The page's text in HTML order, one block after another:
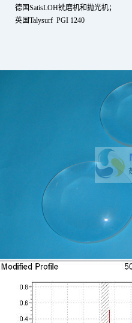
德国SatisLOH铣磨机和抛光机；
英国Talysurf PGI 1240